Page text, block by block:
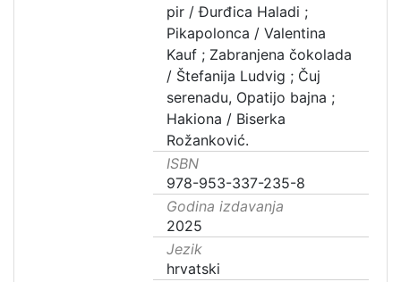
pir / Đurđica Haladi ;
Pikapolonca / Valentina
Kauf ; Zabranjena čokolada
/ Štefanija Ludvig ; Čuj
serenadu, Opatijo bajna ;
Hakiona / Biserka
Rožanković.
ISBN
978-953-337-235-8
Godina izdavanja
2025
Jezik
hrvatski